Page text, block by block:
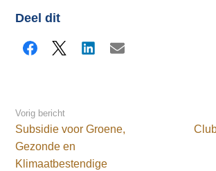
Deel dit
Facebook
X LinkedInE-mail
Vorig bericht
Subsidie voor Groene,
Gezonde en
Klimaatbestendige